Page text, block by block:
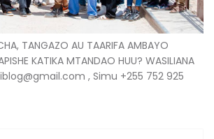
TANGAZO AU TAARIFA AMBAYO
KATIKA MTANDAO HUU? WASILIANA
, Simu +255 752 925